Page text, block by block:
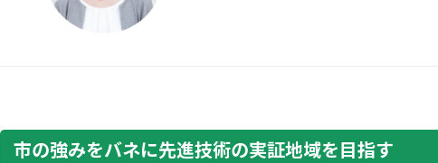
市の強みをバネに先進技術の実証地域を目指す